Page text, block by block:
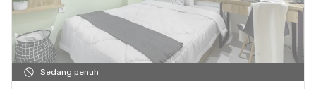
Sedang penuh